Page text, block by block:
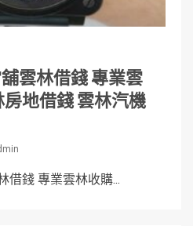
雲林借錢 專業雲
地借錢 雲林汽機
借錢 專業雲林收購...